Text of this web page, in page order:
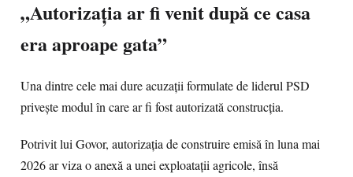
„Autorizația ar fi venit după ce casa
era aproape gata”
Una dintre cele mai dure acuzații formulate de liderul PSD
privește modul în care ar fi fost autorizată construcția.
Potrivit lui Govor, autorizația de construire emisă în luna mai
2026 ar viza o anexă a unei exploatații agricole, însă